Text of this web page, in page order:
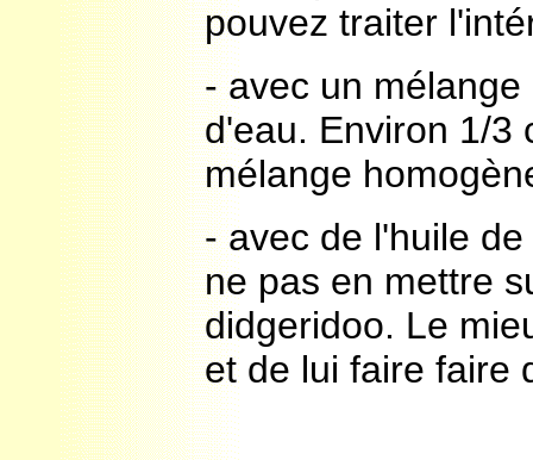
pouvez traiter
- avec un
d'eau. Environ 1/3
mélange
- avec de l'huile
ne pas en mettre
didgeridoo. Le
et de lui faire faire